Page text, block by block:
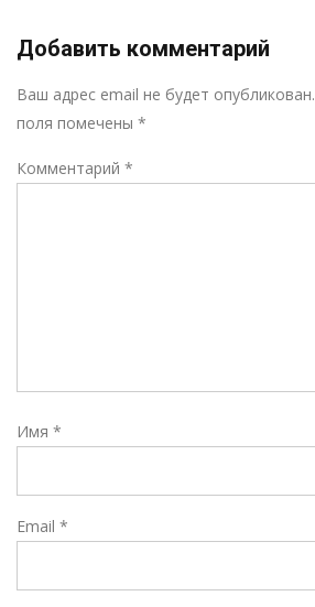
Добавить комментарий
Ваш адрес email не будет опубликован.
поля помечены *
Комментарий *
Имя *
Email *